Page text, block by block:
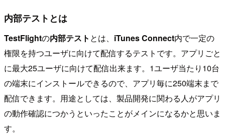
内部テストとは
TestFlightの内部テスト とは、 iTunes Connect内で一定の
権限を持つユーザに向けて配信するテストです。アプリごと
に最大25ユーザに向けて配信出来ます。1ユーザ当たり10台
の端末にインストールできるので、アプリ毎に250端末まで
配信できます。用途としては、製品開発に関わる人がアプリ
の動作確認につかうといったことがメインになるかと思いま
す。